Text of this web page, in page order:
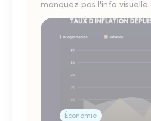
manquez pas l'info visuelle
Économie